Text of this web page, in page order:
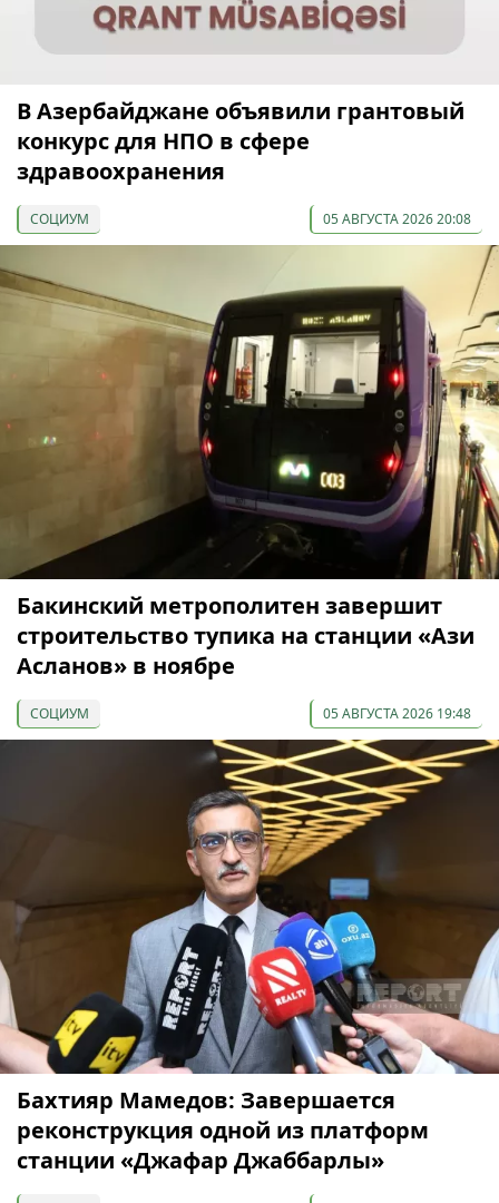
В Азербайджане объявили грантовый
конкурс для НПО в сфере
здравоохранения
СОЦИУМ 05 АВГУСТА 2026 20:08
Бакинский метрополитен завершит
строительство тупика на станции «Ази
Асланов» в ноябре
СОЦИУМ 05 АВГУСТА 2026 19:48
Бахтияр Мамедов: Завершается
реконструкция одной из платформ
станции «Джафар Джаббарлы»